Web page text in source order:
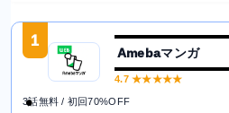
1
Amebaマンガ
4.7★★★★★
3話無料 / 初回70%OFF